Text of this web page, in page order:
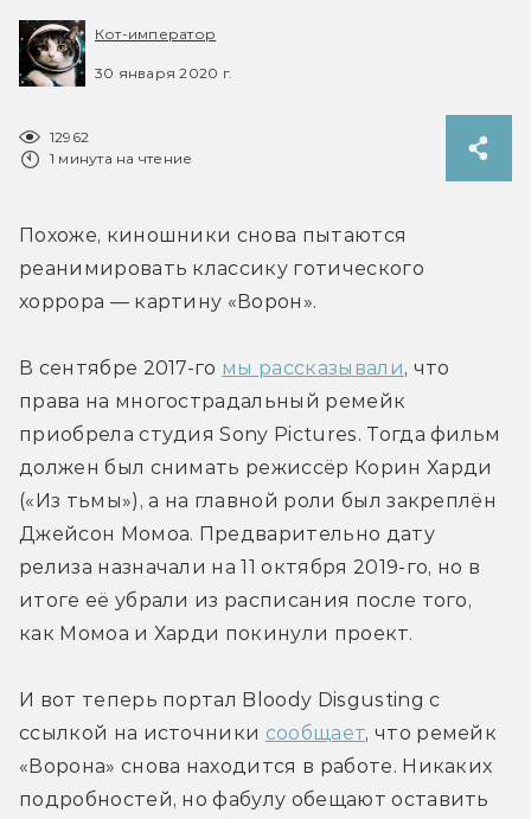
Кот-император
30 января 2020 г.
12962
1 минута на чтение
Похоже, киношники снова пытаются
реанимировать классику готического
хоррора — картину «Ворон».
В сентябре 2017-го мы рассказывали, что
права на многострадальный ремейк
приобрела студия Sony Pictures. Тогда фильм
должен был снимать режиссёр Корин Харди
(«Из тьмы»), а на главной роли был закреплён
Джейсон Момоа. Предварительно дату
релиза назначали на 11 октября 2019-го, но в
итоге её убрали из расписания после того,
как Момоа и Харди покинули проект.
И вот теперь портал Bloody Disgusting с
ссылкой на источники сообщает, что ремейк
«Ворона» снова находится в работе. Никаких
подробностей, но фабулу обещают оставить